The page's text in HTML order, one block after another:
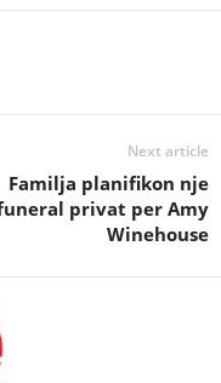
Next article
Familja planifikon nje
privat per Amy
Winehouse